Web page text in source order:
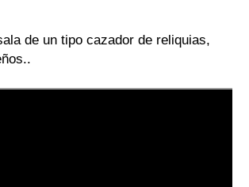
de un tipo cazador de reliquias,